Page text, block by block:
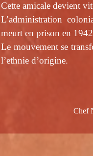
Cette amicale devient
L’administration
meurt en prison en
Le mouvement se
l’ethnie d’origine.
Chef Ngombé,